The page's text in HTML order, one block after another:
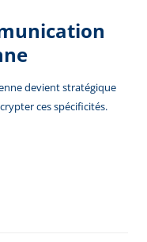
devient stratégique
ces spécificités.